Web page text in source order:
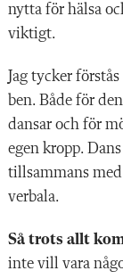
nytta för hälsa
viktigt.
Jag tycker
ben. Både för
dansar och för
egen kropp.
tillsammans
verbala.
Så trots allt
inte vill vara